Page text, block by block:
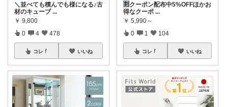
＼並べても積んでも様になる♪古
材のキューブ ...
￥ 9,800
0 4 478
コレ いいね
🈹クーポン配布中5%OFFほかお
得なクーポ ...
￥ 5,990～
0 1 104
コレ いいね